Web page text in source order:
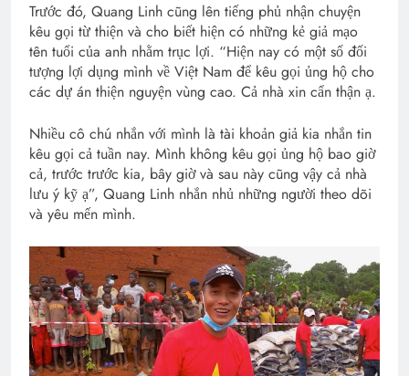
Trước đó, Quang Linh cũng lên tiếng phủ nhận chuyện
kêu gọi từ thiện và cho biết hiện có những kẻ giả mạo
tên tuổi của anh nhằm trục lợi. “Hiện nay có một số đối
tượng lợi dụng mình về Việt Nam để kêu gọi ủng hộ cho
các dự án thiện nguyện vùng cao. Cả nhà xin cẩn thận ạ.
Nhiều cô chú nhắn với mình là tài khoản giả kia nhắn tin
kêu gọi cả tuần nay. Mình không kêu gọi ủng hộ bao giờ
cả, trước trước kia, bây giờ và sau này cũng vậy cả nhà
lưu ý kỹ ạ”, Quang Linh nhắn nhủ những người theo dõi
và yêu mến mình.